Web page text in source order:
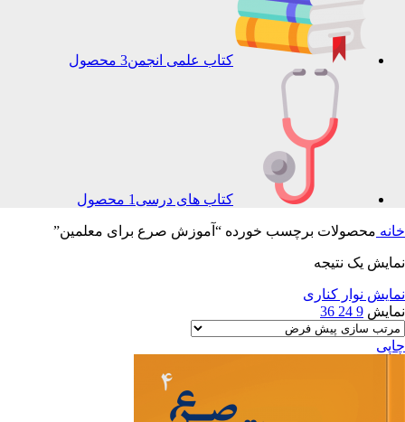
کتاب علمی انجمن3 محصول
کتاب های درسی 1 محصول
خانه محصولات برچسب خورده “آموزش صرع برای معلمین”
نمایش یک نتیجه
نمایش نوار کناری
نمایش 9
24
36
چاپی